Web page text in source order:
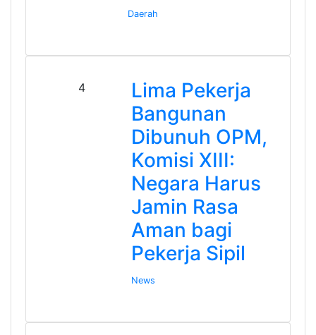
Daerah
4
Lima Pekerja
Bangunan
Dibunuh OPM,
Komisi XIII:
Negara Harus
Jamin Rasa
Aman bagi
Pekerja Sipil
News